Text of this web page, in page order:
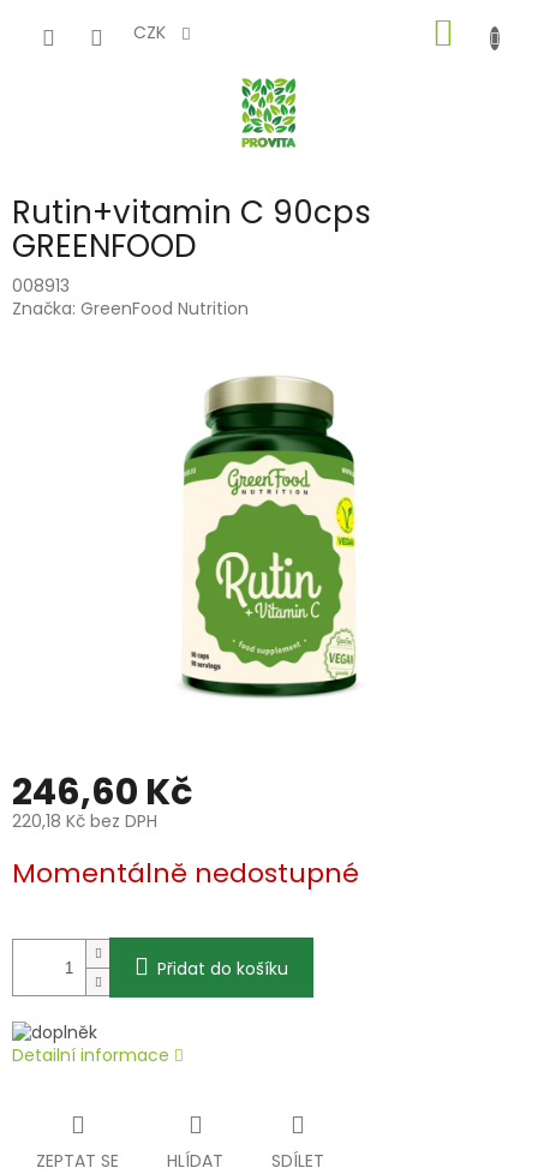
CZK
KOŠÍK
Rutin+vitamin C 90cps
GREENFOOD
008913
Značka: GreenFood Nutrition
246,60 Kč
220,18 Kč bez DPH
cena:
Momentálně nedostupné
Přidat do košíku
Detailní informace
ZEPTAT SE HLÍDAT SDÍLET